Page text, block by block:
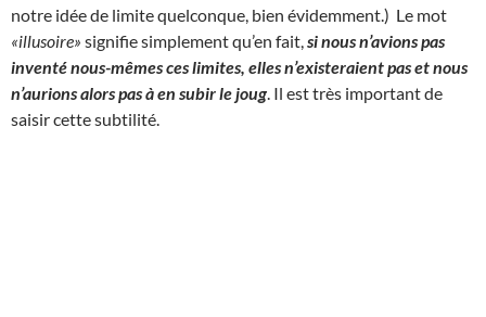
notre idée de limite quelconque, bien évidemment.) Le mot
«illusoire» signifie simplement qu’en fait, si nous n’avions pas
inventé nous-mêmes ces limites, elles n’existeraient pas et nous
n’aurions alors pas à en subir le joug . Il est très important de
saisir cette subtilité.